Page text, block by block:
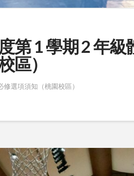
第 1 學期 2 年級
區）
選項須知（桃園校區）